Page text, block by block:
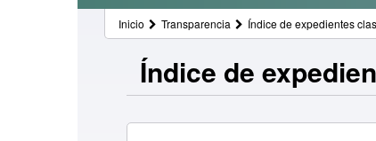
Inicio Transparencia Índice de expedientes
Índice de